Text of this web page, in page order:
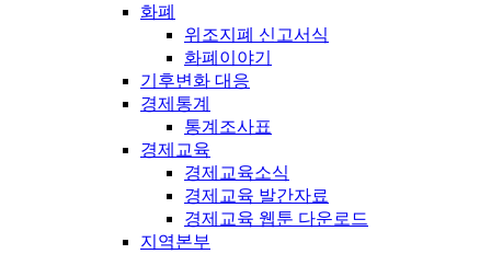
화폐
위조지폐 신고서식
화폐이야기
기후변화 대응
경제통계
통계조사표
경제교육
경제교육소식
경제교육 발간자료
경제교육 웹툰 다운로드
지역본부